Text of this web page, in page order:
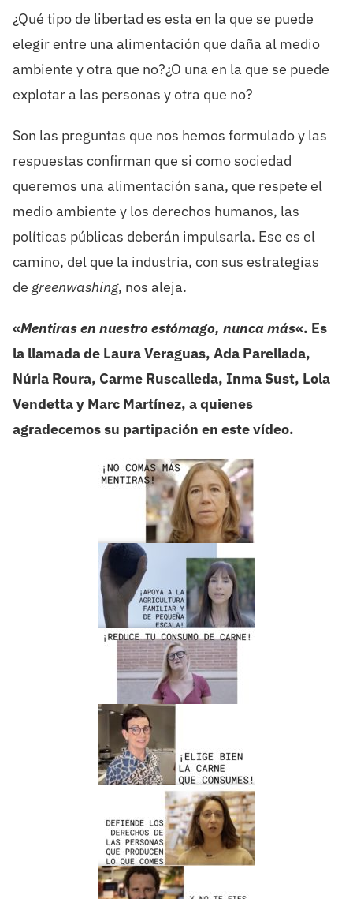
¿Qué tipo de libertad es esta en la que se puede
elegir entre una alimentación que daña al medio
ambiente y otra que no?¿O una en la que se puede
explotar a las personas y otra que no?
Son las preguntas que nos hemos formulado y las
respuestas confirman que si como sociedad
queremos una alimentación sana, que respete el
medio ambiente y los derechos humanos, las
políticas públicas deberán impulsarla. Ese es el
camino, del que la industria, con sus estrategias
de greenwashing, nos aleja.
«Mentiras en nuestro estómago, nunca más«. Es
la llamada de Laura Veraguas, Ada Parellada,
Núria Roura, Carme Ruscalleda, Inma Sust, Lola
Vendetta y Marc Martínez, a quienes
agradecemos su partipación en este vídeo.